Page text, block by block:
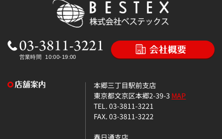
本郷三丁目駅前支店
東京都文京区本郷2-39-3 MAP
TEL. 03-3811-3221
FAX. 03-3811-3222